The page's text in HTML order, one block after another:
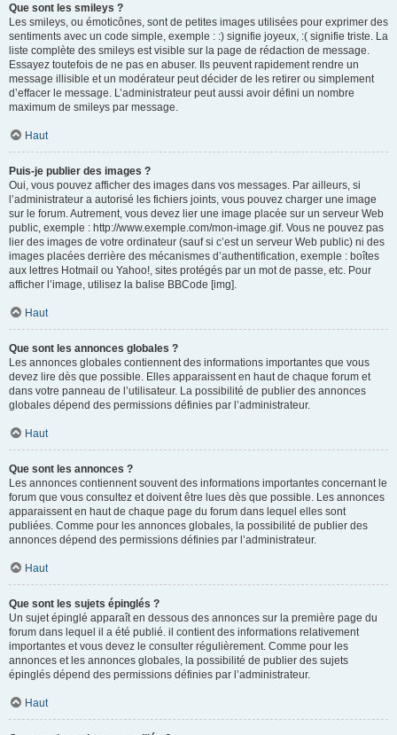
Que sont les smileys ?
Les smileys, ou émoticônes, sont de petites images utilisées pour exprimer des
sentiments avec un code simple, exemple : :) signifie joyeux, :( signifie triste. La
liste complète des smileys est visible sur la page de rédaction de message.
Essayez toutefois de ne pas en abuser. Ils peuvent rapidement rendre un
message illisible et un modérateur peut décider de les retirer ou simplement
d’effacer le message. L’administrateur peut aussi avoir défini un nombre
maximum de smileys par message.
Haut
Puis-je publier des images ?
Oui, vous pouvez afficher des images dans vos messages. Par ailleurs, si
l’administrateur a autorisé les fichiers joints, vous pouvez charger une image
sur le forum. Autrement, vous devez lier une image placée sur un serveur Web
public, exemple : http://www.exemple.com/mon-image.gif. Vous ne pouvez pas
lier des images de votre ordinateur (sauf si c’est un serveur Web public) ni des
images placées derrière des mécanismes d’authentification, exemple : boîtes
aux lettres Hotmail ou Yahoo!, sites protégés par un mot de passe, etc. Pour
afficher l’image, utilisez la balise BBCode [img].
Haut
Que sont les annonces globales ?
Les annonces globales contiennent des informations importantes que vous
devez lire dès que possible. Elles apparaissent en haut de chaque forum et
dans votre panneau de l’utilisateur. La possibilité de publier des annonces
globales dépend des permissions définies par l’administrateur.
Haut
Que sont les annonces ?
Les annonces contiennent souvent des informations importantes concernant le
forum que vous consultez et doivent être lues dès que possible. Les annonces
apparaissent en haut de chaque page du forum dans lequel elles sont
publiées. Comme pour les annonces globales, la possibilité de publier des
annonces dépend des permissions définies par l’administrateur.
Haut
Que sont les sujets épinglés ?
Un sujet épinglé apparaît en dessous des annonces sur la première page du
forum dans lequel il a été publié. il contient des informations relativement
importantes et vous devez le consulter régulièrement. Comme pour les
annonces et les annonces globales, la possibilité de publier des sujets
épinglés dépend des permissions définies par l’administrateur.
Haut